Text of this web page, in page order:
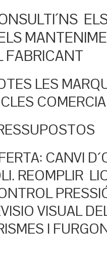
FABRICANT
LES
CANVI
REOMPLIR
VISUAL
I